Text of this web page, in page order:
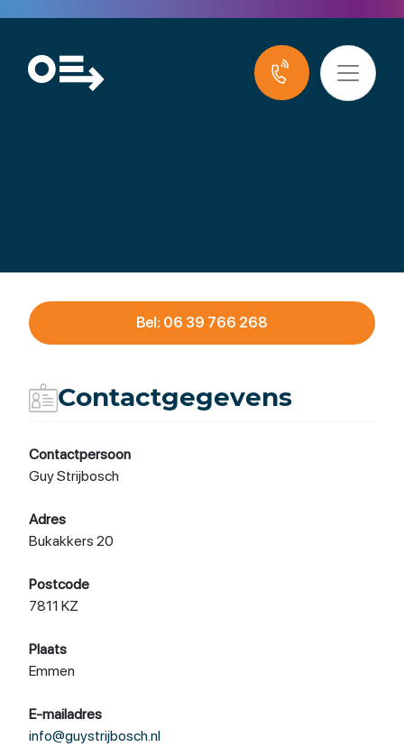
Guy Strijbosch
Bel: 06 39 766 268
Contactgegevens
Contactpersoon
Guy Strijbosch
Adres
Bukakkers 20
Postcode
7811 KZ
Plaats
Emmen
E-mailadres
info@guystrijbosch.nl